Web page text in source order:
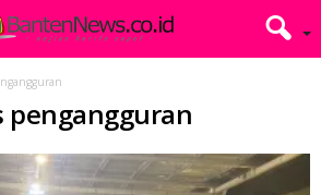
pengangguran